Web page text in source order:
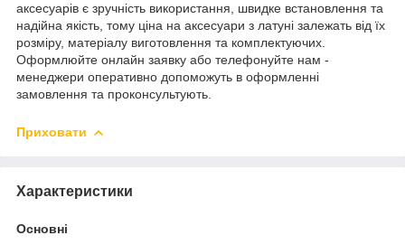
аксесуарів є зручність використання, швидке встановлення та
надійна якість, тому ціна на аксесуари з латуні залежать від їх
розміру, матеріалу виготовлення та комплектуючих.
Оформлюйте онлайн заявку або телефонуйте нам -
менеджери оперативно допоможуть в оформленні
замовлення та проконсультують.
Приховати
Характеристики
Основні